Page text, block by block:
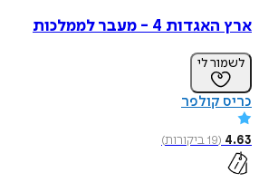
ארץ האגדות 4 - מעבר לממלכות
לשמור לי
כריס קולפר
4.63
(
19ביקורות)